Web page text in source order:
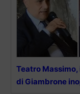
Teatro
di Giambrone